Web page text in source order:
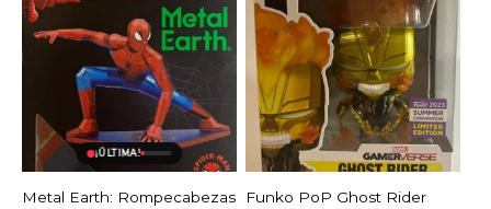
¡ÚLTIMA!
Metal Earth: Rompecabezas
AGOTADO
Funko PoP Ghost Rider